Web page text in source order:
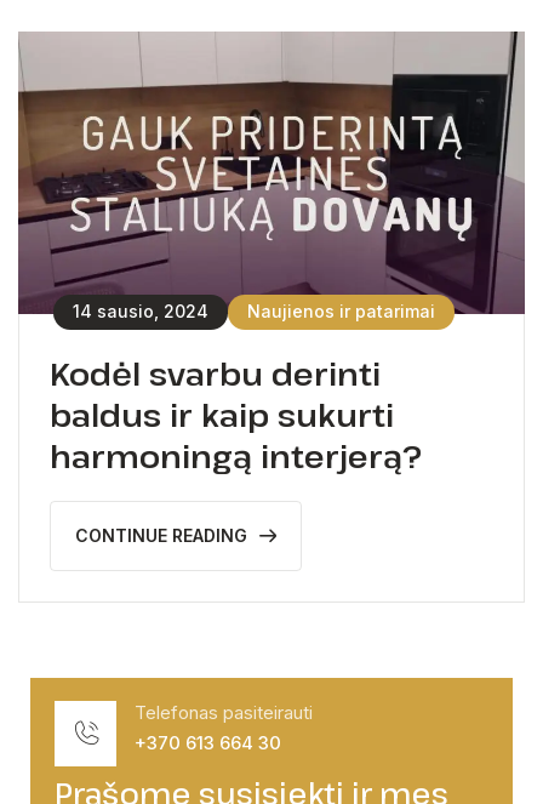
14 sausio, 2024 Naujienos ir patarimai
Kodėl svarbu derinti
baldus ir kaip sukurti
harmoningą interjerą?
CONTINUE READING
Telefonas pasiteirauti
+370 613 664 30
Prašome susisiekti ir mes